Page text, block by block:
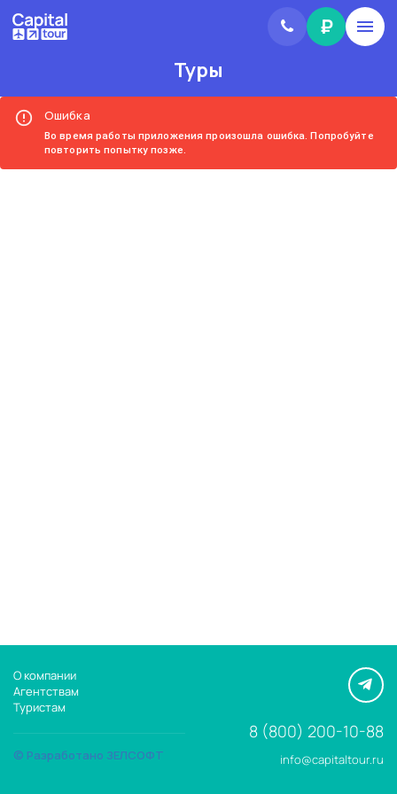
₽
Туры
Ошибка
Во время работы приложения произошла ошибка. Попробуйте
повторить попытку позже.
О компании
Агентствам
Туристам
© Разработано ЗЕЛСОФТ
8 (800) 200-10-88
info@capitaltour.ru